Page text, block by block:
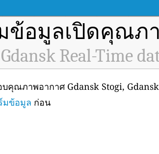
ข้อมูลเปิดคุณภ
Real-Time
คุณภาพอากาศ Gdansk Stogi,
มข้อมูล ก่อน